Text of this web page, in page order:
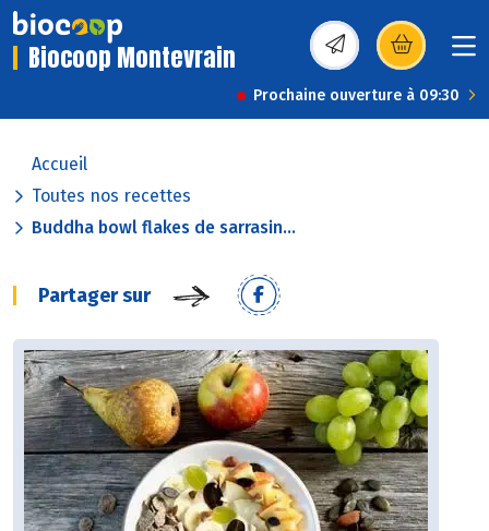
Biocoop Montevrain (s’ouvre dans une
Prochaine ouverture à 09:30
Accueil
Toutes nos recettes
Buddha bowl flakes de sarrasin...
Partager sur